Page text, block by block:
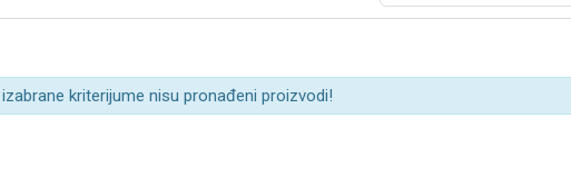
kriterijume nisu pronađeni proizvodi!